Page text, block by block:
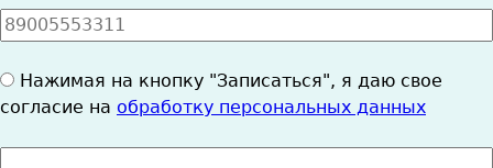
Номер
телефона
*
Согласие
на
Нажимая на кнопку "Записаться", я даю свое
согласие на обработку персональных данных